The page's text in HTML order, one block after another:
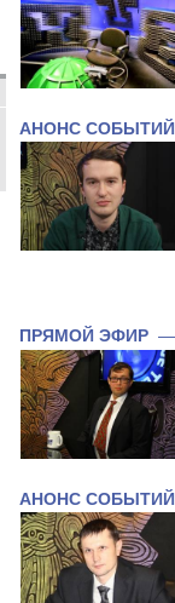
АНОНС СОБЫТИЙ
ПРЯМОЙ ЭФИР
АНОНС СОБЫТИЙ